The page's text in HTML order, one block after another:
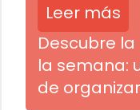
Leer más
Descubre
la semana:
de